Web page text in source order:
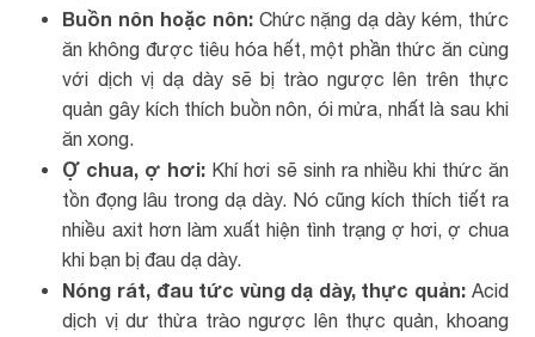
Buồn nôn hoặc nôn: Chức nặng dạ dày kém, thức
ăn không được tiêu hóa hết, một phần thức ăn cùng
với dịch vị dạ dày sẽ bị trào ngược lên trên thực
quản gây kích thích buồn nôn, ói mửa, nhất là sau khi
ăn xong.
Ợ chua, ợ hơi: Khí hơi sẽ sinh ra nhiều khi thức ăn
tồn đọng lâu trong dạ dày. Nó cũng kích thích tiết ra
nhiều axit hơn làm xuất hiện tình trạng ợ hơi, ợ chua
khi bạn bị đau dạ dày.
Nóng rát, đau tức vùng dạ dày, thực quản: Acid
dịch vị dư thừa trào ngược lên thực quản, khoang